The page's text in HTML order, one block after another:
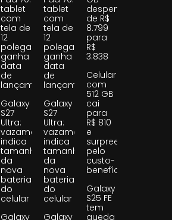
tablet
com
tela de
12
polegadas
ganha
data
de
lançamento
Galaxy
S27
Ultra:
vazamento
indica
tamanho
da
nova
bateria
do
celular
Galaxy
tablet
com
tela de
12
polegadas
ganha
data
de
lançamento
Galaxy
S27
Ultra:
vazamento
indica
tamanho
da
nova
bateria
do
celular
Galaxy
despenca
de R$
8.799
para
R$
3.838
Celular
com
512 GB
cai
para
R$ 810
e
surpreende
pelo
custo-
benefício
Galaxy
S25 FE
tem
queda